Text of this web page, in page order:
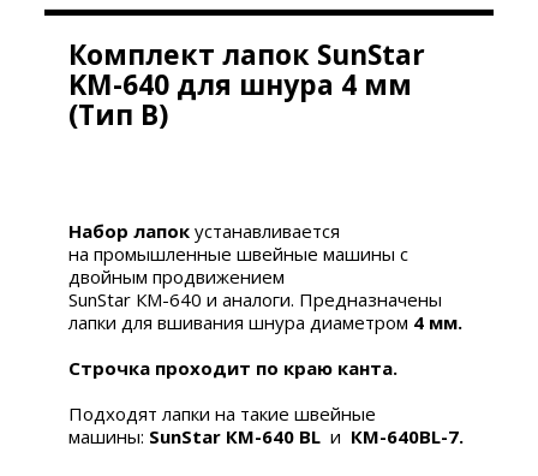
Комплект лапок SunStar
KM-640 для шнура 4 мм
(Тип В)
Набор лапок устанавливается
на промышленные швейные машины с
двойным продвижением
SunStar КМ-640 и аналоги. Предназначены
лапки для вшивания шнура диаметром 4 мм.
Строчка проходит по краю канта.
Подходят лапки на такие швейные
машины: SunStar КМ-640 BLи КМ-640BL-7.